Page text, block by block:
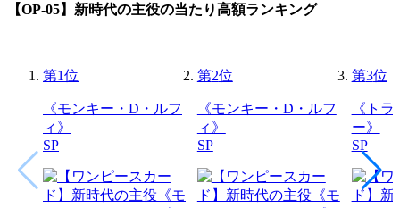
【OP-05】新時代の主役の当たり高額ランキング
第1位
《モンキー・D・ルフ
ィ》
SP
第2位
《モンキー・D・ルフ
ィ》
SP
第3位
《ト
ー》
SP